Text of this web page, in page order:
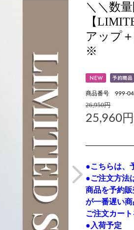
＼＼数
【
アップ
※
商品番号 999-
26,950円
25,960円
●こちらは、
●ご注文方法
商品を予約
が一番遅い
ご注文カー
●入荷予定